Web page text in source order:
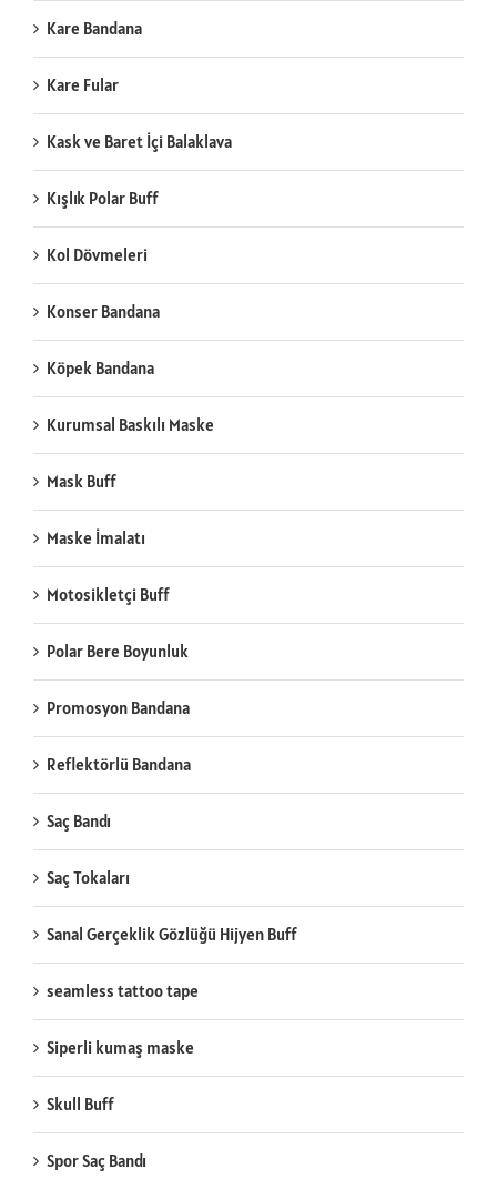
Kare Bandana
Kare Fular
Kask ve Baret İçi Balaklava
Kışlık Polar Buff
Kol Dövmeleri
Konser Bandana
Köpek Bandana
Kurumsal Baskılı Maske
Mask Buff
Maske İmalatı
Motosikletçi Buff
Polar Bere Boyunluk
Promosyon Bandana
Reflektörlü Bandana
Saç Bandı
Saç Tokaları
Sanal Gerçeklik Gözlüğü Hijyen Buff
seamless tattoo tape
Siperli kumaş maske
Skull Buff
Spor Saç Bandı